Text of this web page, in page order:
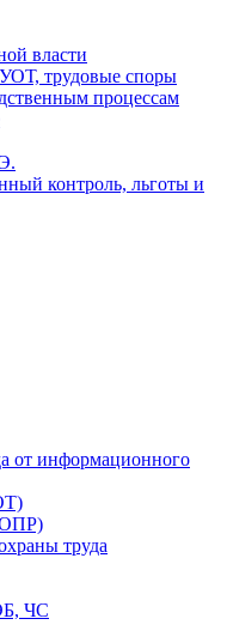
власти
трудовые споры
процессам
контроль, льготы и
от информационного
труда
ЧС